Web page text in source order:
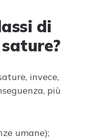
di
invece,
più
umane);